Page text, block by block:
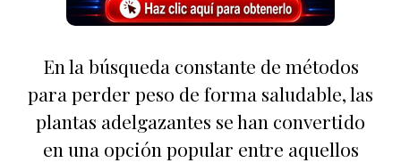
En la búsqueda constante de métodos
para perder peso de forma saludable, las
plantas adelgazantes se han convertido
en una opción popular entre aquellos